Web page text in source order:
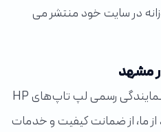
در سایت خود منتشر می
مرکز پخش لپ تاپ دیجی پویا نمایندگی رسمی لپ تاپ‌های HP
ما، از ضمانت کیفیت و خدمات